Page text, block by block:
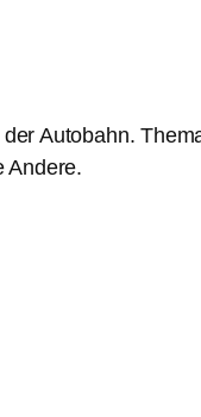
Autobahn.
Andere.